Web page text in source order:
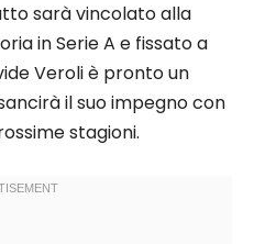
sarà vincolato alla
in Serie A e fissato a
Veroli è pronto un
il suo impegno con
stagioni.